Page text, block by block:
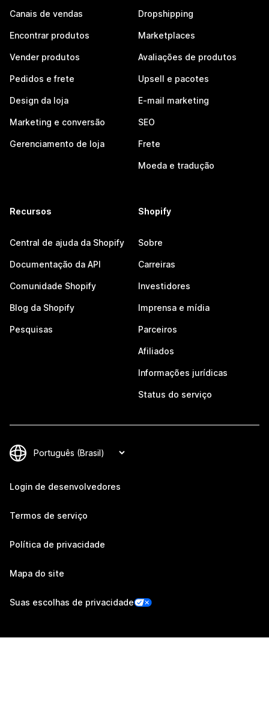
Canais de vendas
Encontrar produtos
Vender produtos
Pedidos e frete
Design da loja
Marketing e conversão
Gerenciamento de loja
Dropshipping
Marketplaces
Avaliações de produtos
Upsell e pacotes
E-mail marketing
SEO
Frete
Moeda e tradução
Recursos
Central de ajuda da Shopify
Documentação da API
Comunidade Shopify
Blog da Shopify
Pesquisas
Shopify
Sobre
Carreiras
Investidores
Imprensa e mídia
Parceiros
Afiliados
Informações jurídicas
Status do serviço
Login de desenvolvedores
Termos de serviço
Política de privacidade
Mapa do site
Suas escolhas de privacidade